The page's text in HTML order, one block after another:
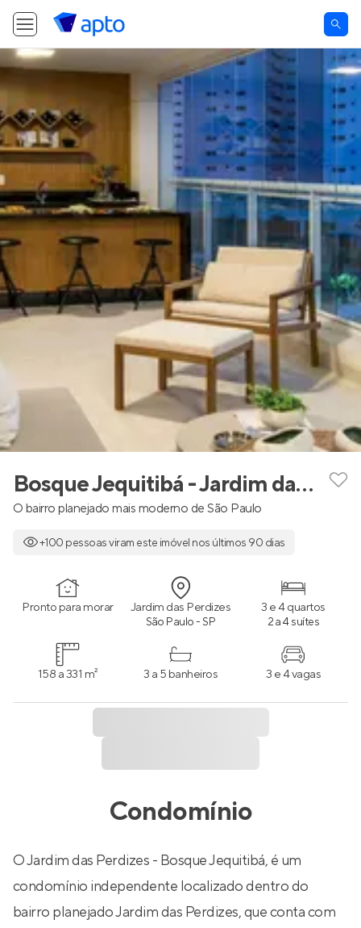
Bosque Jequitibá - Jardim das Perdizes
O bairro planejado mais moderno de São Paulo
+100 pessoas viram este imóvel nos últimos 90 dias
Pronto para morar Jardim das Perdizes
São Paulo - SP
3 e 4 quartos
2 a 4 suítes
158 a 331 m² 3 a 5 banheiros 3 e 4 vagas
Condomínio
O Jardim das Perdizes - Bosque Jequitibá, é um
condomínio independente localizado dentro do
bairro planejado Jardim das Perdizes, que conta com